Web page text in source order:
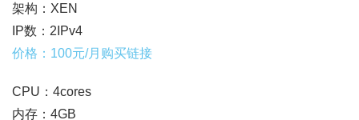
架构：XEN
IP数：2IPv4
价格：100元/月购买链接
CPU：4cores
内存：4GB